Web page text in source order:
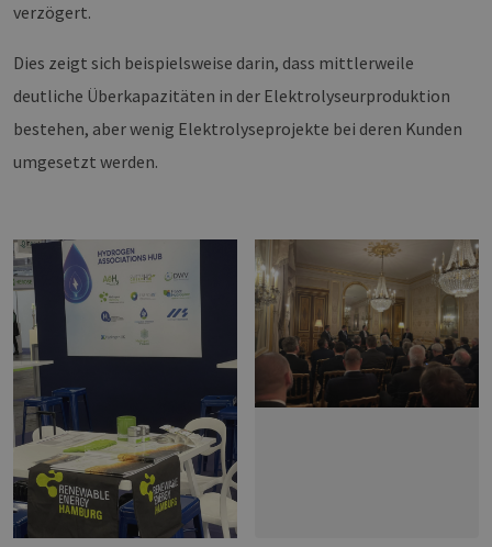
verzögert.
Dies zeigt sich beispielsweise darin, dass mittlerweile
deutliche Überkapazitäten in der Elektrolyseurproduktion
bestehen, aber wenig Elektrolyseprojekte bei deren Kunden
umgesetzt werden.